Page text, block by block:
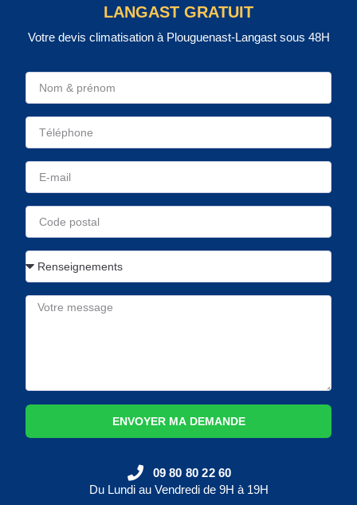
LANGAST GRATUIT
Votre devis climatisation à Plouguenast-Langast sous 48H
ENVOYER MA DEMANDE
09 80 80 22 60
Du Lundi au Vendredi de 9H à 19H